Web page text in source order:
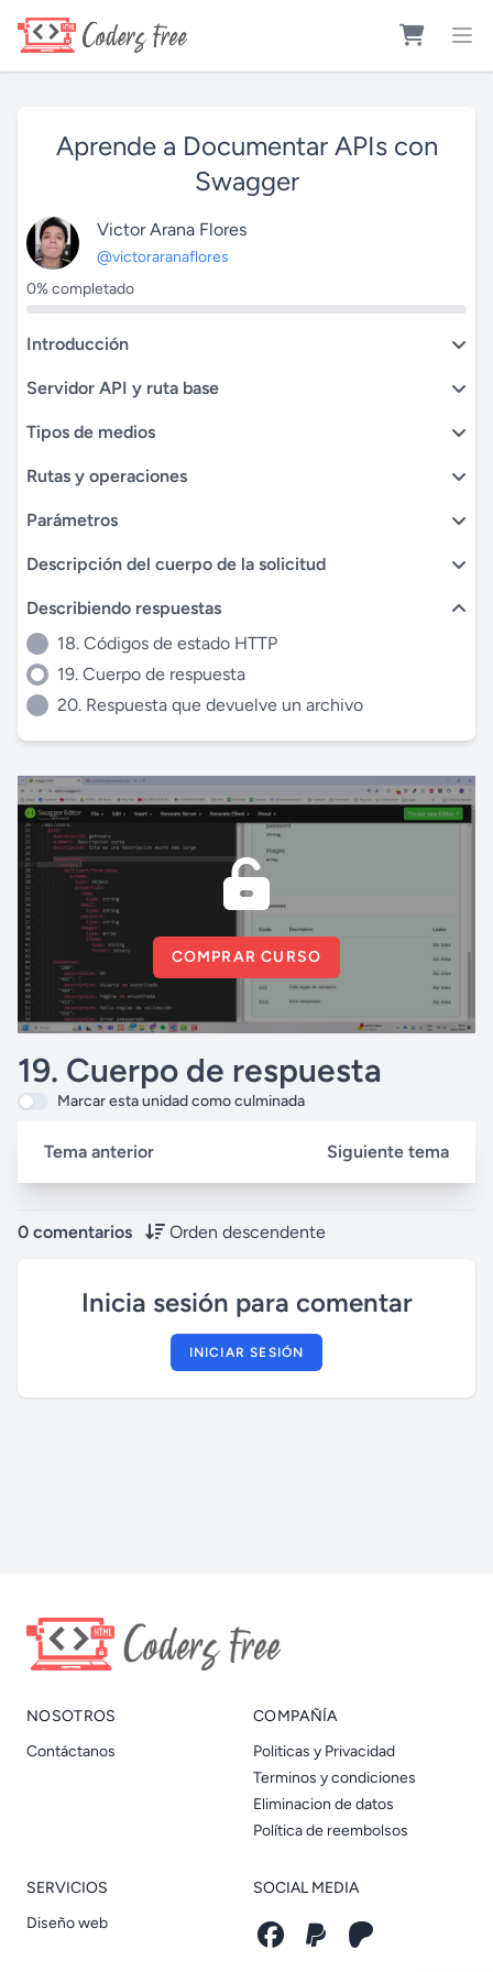
COMPRAR CURSO
19. Cuerpo de respuesta
Marcar esta unidad como culminada
Tema anterior Siguiente tema
0 comentarios Orden descendente
Inicia sesión para comentar
INICIAR SESIÓN
Aprende a Documentar APIs con
Swagger
Victor Arana Flores
@victoraranaflores
0% completado
Introducción
Servidor API y ruta base
Tipos de medios
Rutas y operaciones
Parámetros
Descripción del cuerpo de la solicitud
Describiendo respuestas
18. Códigos de estado HTTP
19. Cuerpo de respuesta
20. Respuesta que devuelve un archivo
NOSOTROS
Contáctanos
COMPAÑÍA
Politicas y Privacidad
Terminos y condiciones
Eliminacion de datos
Política de reembolsos
SERVICIOS
Diseño web
SOCIAL MEDIA